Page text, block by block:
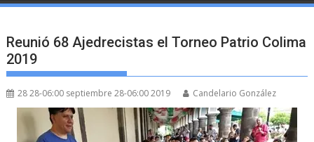
Reunió 68 Ajedrecistas el Torneo Patrio Colima
2019
28 28-06:00 septiembre 28-06:00 2019 Candelario González